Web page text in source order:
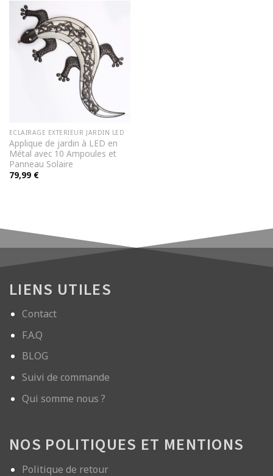
ECLAIRAGE EXTERIEUR JARDIN LED
Applique de jardin à LED en
Métal avec 10 Ampoules et
Panneau Solaire
79,99 €
LIENS UTILES
Contact
F.A.Q
BLOG
Suivi de commande
Qui somme nous ?
NOS POLITIQUES ET MENTIONS
Politique de retour